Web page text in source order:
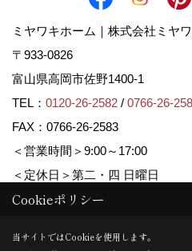
ミヤワキホーム｜株式会社ミヤ
〒933-0826
富山県高岡市佐野1400-1
TEL： 0120-26-2582 / 0766-26-
FAX：0766-26-2583
＜営業時間＞9:00～17:00
＜定休日＞第二・四 日曜日
Copyright (c) MIYAWAKI HOME. All
Cookieポリシー
当サイトではCookieを使用します。